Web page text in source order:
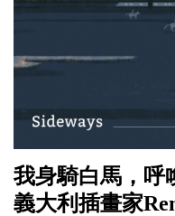
我身騎白馬，
義大利插畫家